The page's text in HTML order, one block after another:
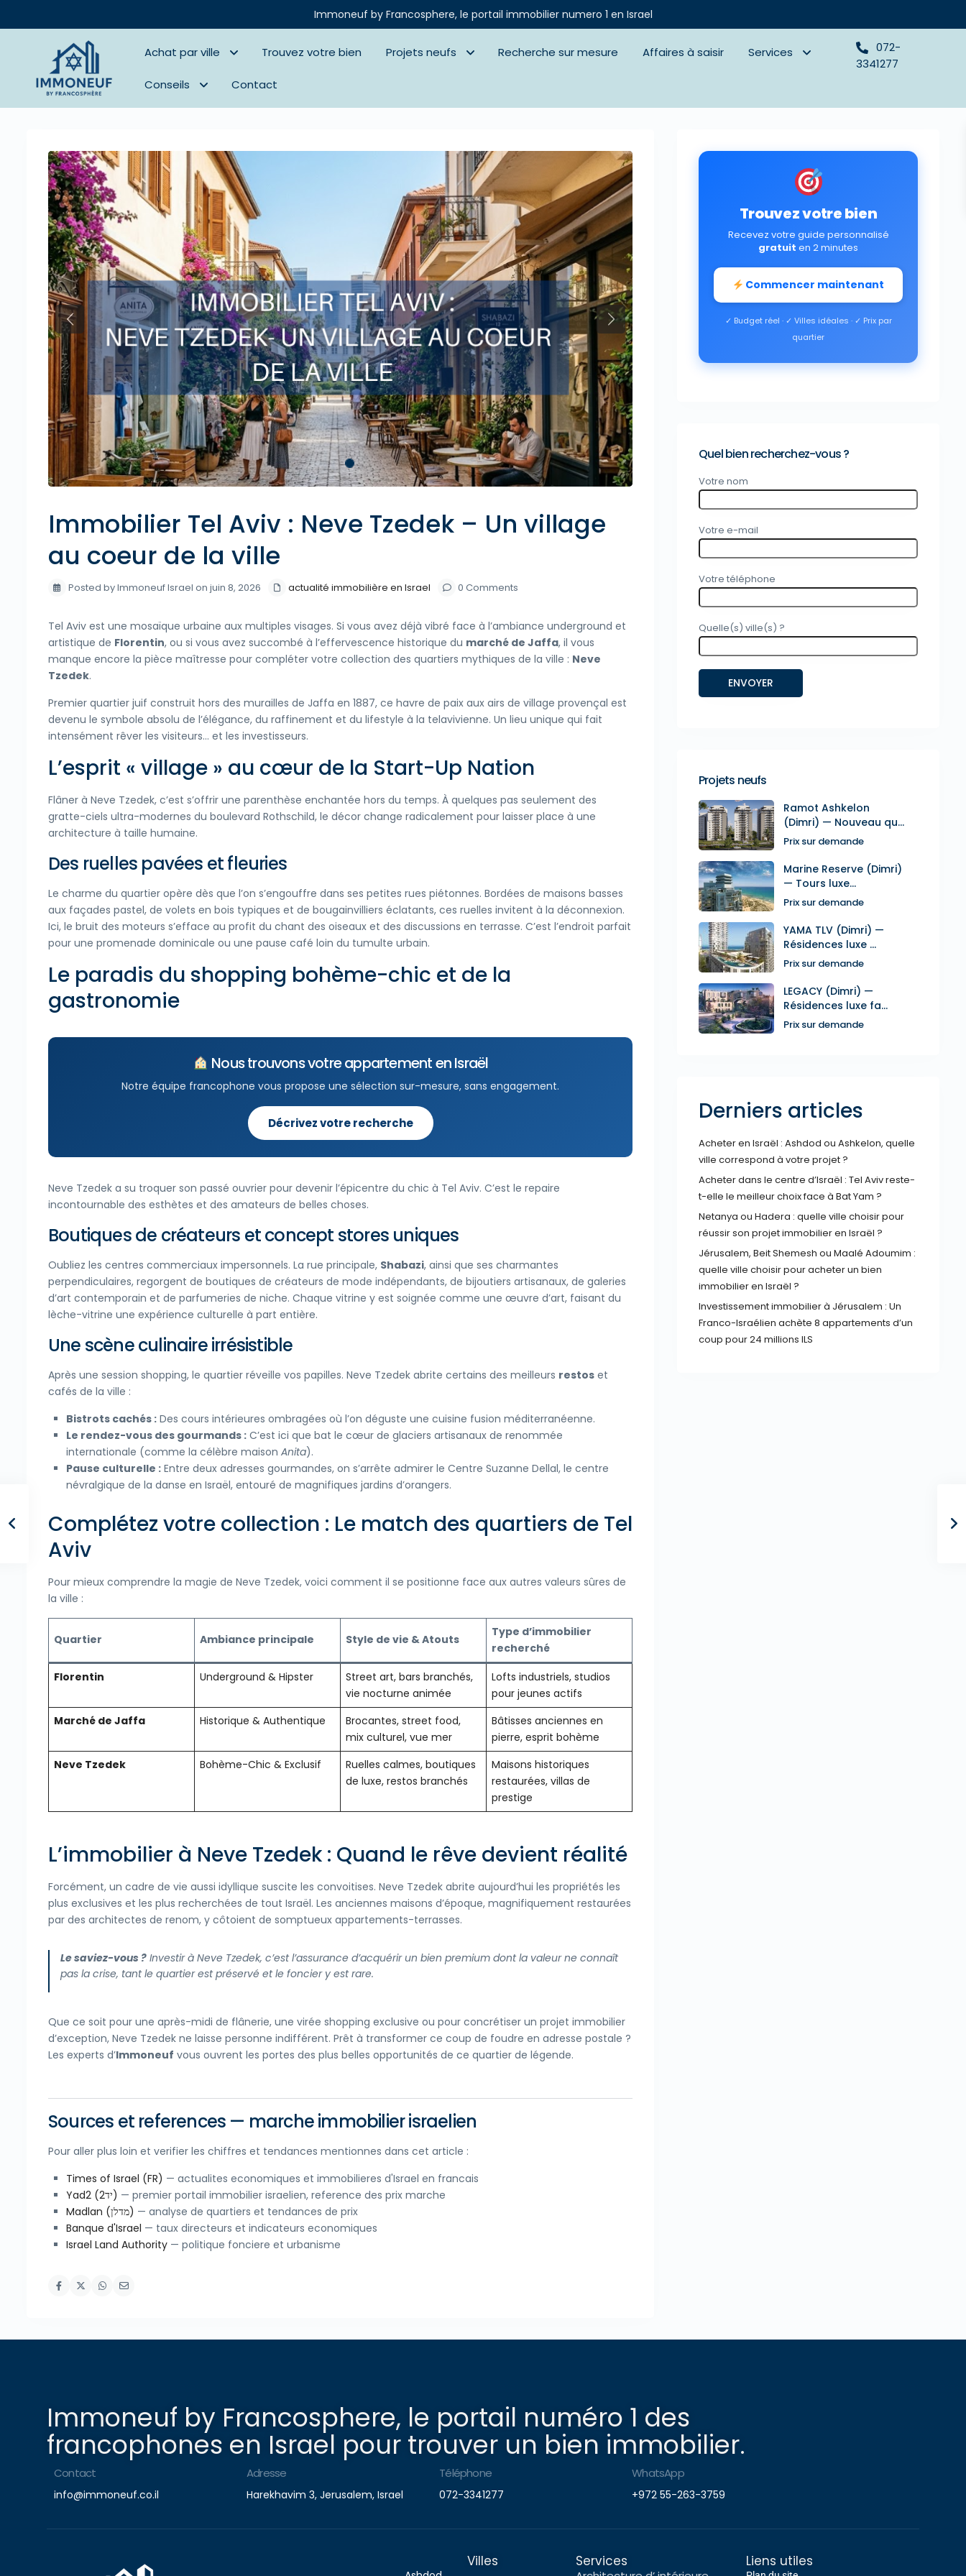
Immoneuf by Francosphere, le portail immobilier numero 1 en Israel
Achat par ville Trouvez votre bien Projets neufs Recherche sur mesure Affaires à saisir Services
Conseils Contact
072-
3341277
Previous Next
Immobilier Tel Aviv : Neve Tzedek – Un village
au coeur de la ville
Posted by Immoneuf Israel on juin 8, 2026 actualité immobilière en Israel 0 Comments
Tel Aviv est une mosaïque urbaine aux multiples visages. Si vous avez déjà vibré face à l’ambiance underground et
artistique de Florentin, ou si vous avez succombé à l’effervescence historique du marché de Jaffa, il vous
manque encore la pièce maîtresse pour compléter votre collection des quartiers mythiques de la ville : Neve
Tzedek.
Premier quartier juif construit hors des murailles de Jaffa en 1887, ce havre de paix aux airs de village provençal est
devenu le symbole absolu de l’élégance, du raffinement et du lifestyle à la telavivienne. Un lieu unique qui fait
intensément rêver les visiteurs… et les investisseurs.
L’esprit « village » au cœur de la Start-Up Nation
Flâner à Neve Tzedek, c’est s’offrir une parenthèse enchantée hors du temps. À quelques pas seulement des
gratte-ciels ultra-modernes du boulevard Rothschild, le décor change radicalement pour laisser place à une
architecture à taille humaine.
Des ruelles pavées et fleuries
Le charme du quartier opère dès que l’on s’engouffre dans ses petites rues piétonnes. Bordées de maisons basses
aux façades pastel, de volets en bois typiques et de bougainvilliers éclatants, ces ruelles invitent à la déconnexion.
Ici, le bruit des moteurs s’efface au profit du chant des oiseaux et des discussions en terrasse. C’est l’endroit parfait
pour une promenade dominicale ou une pause café loin du tumulte urbain.
Le paradis du shopping bohème-chic et de la
gastronomie
Nous trouvons votre appartement en Israël
Notre équipe francophone vous propose une sélection sur-mesure, sans engagement.
Décrivez votre recherche
Neve Tzedek a su troquer son passé ouvrier pour devenir l’épicentre du chic à Tel Aviv. C’est le repaire
incontournable des esthètes et des amateurs de belles choses.
Boutiques de créateurs et concept stores uniques
Oubliez les centres commerciaux impersonnels. La rue principale, Shabazi, ainsi que ses charmantes
perpendiculaires, regorgent de boutiques de créateurs de mode indépendants, de bijoutiers artisanaux, de galeries
d’art contemporain et de parfumeries de niche. Chaque vitrine y est soignée comme une œuvre d’art, faisant du
lèche-vitrine une expérience culturelle à part entière.
Une scène culinaire irrésistible
Après une session shopping, le quartier réveille vos papilles. Neve Tzedek abrite certains des meilleurs restos et
cafés de la ville :
Bistrots cachés : Des cours intérieures ombragées où l’on déguste une cuisine fusion méditerranéenne.
Le rendez-vous des gourmands : C’est ici que bat le cœur de glaciers artisanaux de renommée
internationale (comme la célèbre maison Anita).
Pause culturelle : Entre deux adresses gourmandes, on s’arrête admirer le Centre Suzanne Dellal, le centre
névralgique de la danse en Israël, entouré de magnifiques jardins d’orangers.
Complétez votre collection : Le match des quartiers de Tel
Aviv
Pour mieux comprendre la magie de Neve Tzedek, voici comment il se positionne face aux autres valeurs sûres de
la ville :
Quartier Ambiance principale Style de vie & Atouts
Type d’immobilier
recherché
Florentin
Underground & Hipster
Street art, bars branchés,
vie nocturne animée
Lofts industriels, studios
pour jeunes actifs
Marché de Jaffa
Historique & Authentique
Brocantes, street food,
mix culturel, vue mer
Bâtisses anciennes en
pierre, esprit bohème
Neve Tzedek
Bohème-Chic & Exclusif
Ruelles calmes, boutiques
de luxe, restos branchés
Maisons historiques
restaurées, villas de
prestige
L’immobilier à Neve Tzedek : Quand le rêve devient réalité
Forcément, un cadre de vie aussi idyllique suscite les convoitises. Neve Tzedek abrite aujourd’hui les propriétés les
plus exclusives et les plus recherchées de tout Israël. Les anciennes maisons d’époque, magnifiquement restaurées
par des architectes de renom, y côtoient de somptueux appartements-terrasses.
Le saviez-vous ? Investir à Neve Tzedek, c’est l’assurance d’acquérir un bien premium dont la valeur ne connaît
pas la crise, tant le quartier est préservé et le foncier y est rare.
Que ce soit pour une après-midi de flânerie, une virée shopping exclusive ou pour concrétiser un projet immobilier
d’exception, Neve Tzedek ne laisse personne indifférent. Prêt à transformer ce coup de foudre en adresse postale ?
Les experts d’Immoneuf vous ouvrent les portes des plus belles opportunités de ce quartier de légende.
Sources et references — marche immobilier israelien
Pour aller plus loin et verifier les chiffres et tendances mentionnes dans cet article :
Times of Israel (FR) — actualites economiques et immobilieres d'Israel en francais
Yad2 (יד2) — premier portail immobilier israelien, reference des prix marche
Madlan (מדלן) — analyse de quartiers et tendances de prix
Banque d'Israel — taux directeurs et indicateurs economiques
Israel Land Authority — politique fonciere et urbanisme
Trouvez votre bien
Recevez votre guide personnalisé
gratuit en 2 minutes
Commencer maintenant
✓ Budget réel · ✓ Villes idéales · ✓ Prix par
quartier
Quel bien recherchez-vous ?
Votre nom
Votre e-mail
Votre téléphone
Quelle(s) ville(s) ?
Projets neufs
Ramot Ashkelon
(Dimri) — Nouveau qu...
Prix sur demande
Marine Reserve (Dimri)
— Tours luxe...
Prix sur demande
YAMA TLV (Dimri) —
Résidences luxe ...
Prix sur demande
LEGACY (Dimri) —
Résidences luxe fa...
Prix sur demande
Derniers articles
Acheter en Israël : Ashdod ou Ashkelon, quelle
ville correspond à votre projet ?
Acheter dans le centre d’Israël : Tel Aviv reste-
t-elle le meilleur choix face à Bat Yam ?
Netanya ou Hadera : quelle ville choisir pour
réussir son projet immobilier en Israël ?
Jérusalem, Beit Shemesh ou Maalé Adoumim :
quelle ville choisir pour acheter un bien
immobilier en Israël ?
Investissement immobilier à Jérusalem : Un
Franco-Israélien achète 8 appartements d’un
coup pour 24 millions ILS
Immoneuf by Francosphere, le portail numéro 1 des
francophones en Israel pour trouver un bien immobilier.
Contact
info@immoneuf.co.il
Adresse
Harekhavim 3, Jerusalem, Israel
Téléphone
072-3341277
WhatsApp
+972 55-263-3759
Villes Services Liens utiles